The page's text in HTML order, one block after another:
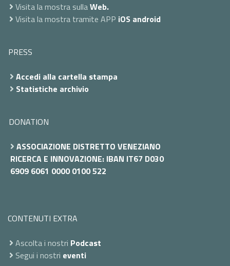
Visita la mostra sullaWeb.
Visita la mostra tramite APP iOS android
PRESS
Accedi alla cartella stampa
Statistiche archivio
DONATION
ASSOCIAZIONE DISTRETTO VENEZIANO
RICERCA E INNOVAZIONE: IBAN IT67 D030
6909 6061 0000 0100 522
CONTENUTI EXTRA
Ascolta i nostri Podcast
Segui i nostri eventi